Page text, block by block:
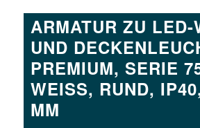
ARMATUR ZU LED-
UND
PREMIUM, SERIE
WEISS, RUND, IP40,
M